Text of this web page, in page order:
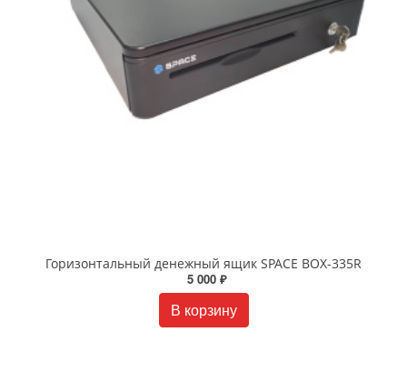
Горизонтальный денежный ящик SPACE BOX-335R
5 000 ₽
В корзину